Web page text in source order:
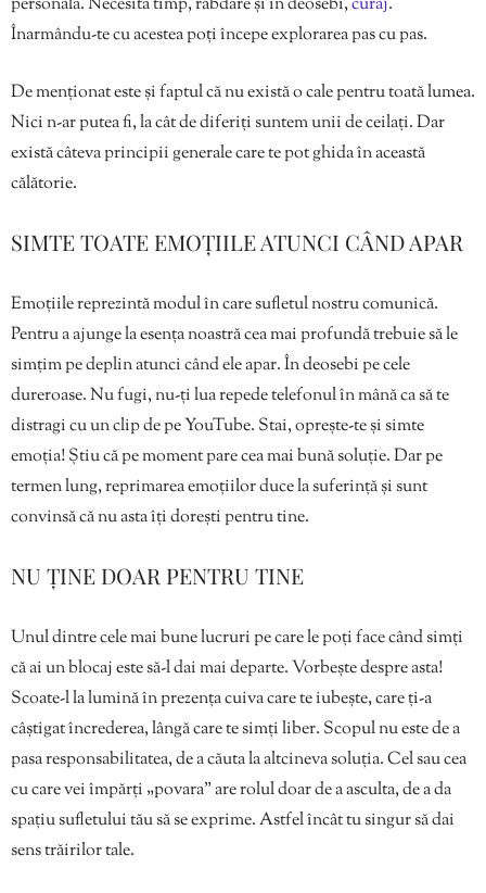
Înarmându-te cu acestea poți începe explorarea pas cu pas.
De menționat este și faptul că nu există o cale pentru toată lumea.
Nici n-ar putea fi, la cât de diferiți suntem unii de ceilați. Dar
există câteva principii generale care te pot ghida în această
călătorie.
SIMTE TOATE EMOȚIILE ATUNCI CÂND APAR
Emoțiile reprezintă modul în care sufletul nostru comunică.
Pentru a ajunge la esența noastră cea mai profundă trebuie să le
simțim pe deplin atunci când ele apar. În deosebi pe cele
dureroase. Nu fugi, nu-ți lua repede telefonul în mână ca să te
distragi cu un clip de pe YouTube. Stai, oprește-te și simte
emoția! Știu că pe moment pare cea mai bună soluție. Dar pe
termen lung, reprimarea emoțiilor duce la suferință și sunt
convinsă că nu asta îți dorești pentru tine.
NU ȚINE DOAR PENTRU TINE
Unul dintre cele mai bune lucruri pe care le poți face când simți
că ai un blocaj este să-l dai mai departe. Vorbește despre asta!
Scoate-l la lumină în prezența cuiva care te iubește, care ți-a
câștigat încrederea, lângă care te simți liber. Scopul nu este de a
pasa responsabilitatea, de a căuta la altcineva soluția. Cel sau cea
cu care vei împărți „povara” are rolul doar de a asculta, de a da
spațiu sufletului tău să se exprime. Astfel încât tu singur să dai
sens trăirilor tale.